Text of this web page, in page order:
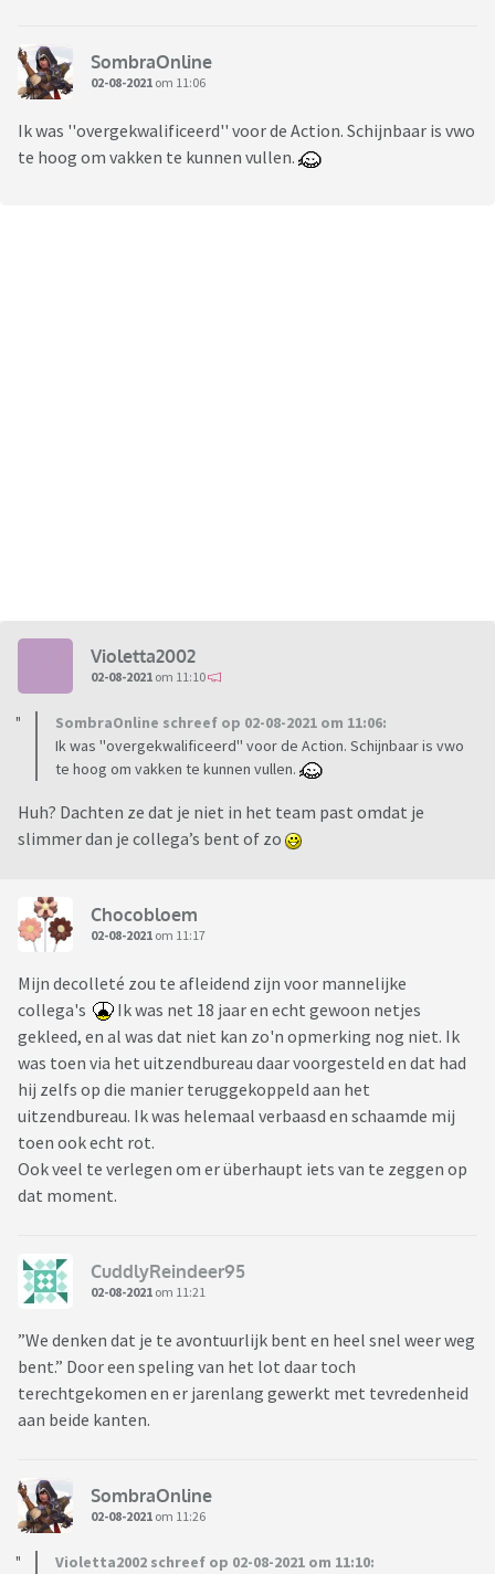
SombraOnline
02-08-2021 om 11:06
Ik was ''overgekwalificeerd'' voor de Action. Schijnbaar is vwo
te hoog om vakken te kunnen vullen.
Violetta2002
02-08-2021 om 11:10
SombraOnline schreef op 02-08-2021 om 11:06:
Ik was ''overgekwalificeerd'' voor de Action. Schijnbaar is vwo
te hoog om vakken te kunnen vullen.
Huh? Dachten ze dat je niet in het team past omdat je
slimmer dan je collega’s bent of zo
Chocobloem
02-08-2021 om 11:17
Mijn decolleté zou te afleidend zijn voor mannelijke
collega's
Ik was net 18 jaar en echt gewoon netjes
gekleed, en al was dat niet kan zo'n opmerking nog niet. Ik
was toen via het uitzendbureau daar voorgesteld en dat had
hij zelfs op die manier teruggekoppeld aan het
uitzendbureau. Ik was helemaal verbaasd en schaamde mij
toen ook echt rot.
Ook veel te verlegen om er überhaupt iets van te zeggen op
dat moment.
CuddlyReindeer95
02-08-2021 om 11:21
”We denken dat je te avontuurlijk bent en heel snel weer weg
bent.” Door een speling van het lot daar toch
terechtgekomen en er jarenlang gewerkt met tevredenheid
aan beide kanten.
SombraOnline
02-08-2021 om 11:26
Violetta2002 schreef op 02-08-2021 om 11:10: